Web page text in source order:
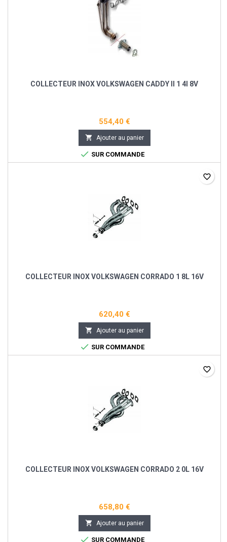
COLLECTEUR INOX VOLKSWAGEN CADDY II 1 4I 8V
554,40 €
 Ajouter au panier
 SUR COMMANDE
COLLECTEUR INOX VOLKSWAGEN CORRADO 1 8L 16V
620,40 €
 Ajouter au panier
 SUR COMMANDE
favorite_border
COLLECTEUR INOX VOLKSWAGEN CORRADO 2 0L 16V
658,80 €
 Ajouter au panier
 SUR COMMANDE
favorite_border